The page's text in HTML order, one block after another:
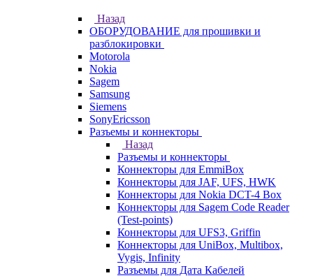
Назад
ОБОРУДОВАНИЕ для прошивки и
разблокировки
Motorola
Nokia
Sagem
Samsung
Siemens
SonyEricsson
Разъемы и коннекторы
Назад
Разъемы и коннекторы
Коннекторы для EmmiBox
Коннекторы для JAF, UFS, HWK
Коннекторы для Nokia DCT-4 Box
Коннекторы для Sagem Code Reader
(Test-points)
Коннекторы для UFS3, Griffin
Коннекторы для UniBox, Multibox,
Vygis, Infinity
Разъемы для Дата Кабелей